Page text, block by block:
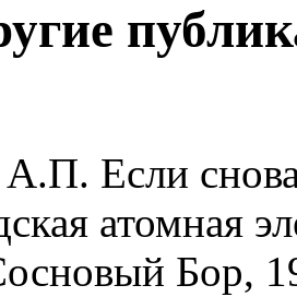
Если
атомная
Бор,